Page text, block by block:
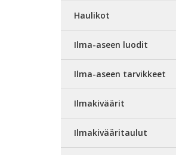
Haulikot
Ilma-aseen luodit
Ilma-aseen tarvikkeet
Ilmakiväärit
Ilmakivääritaulut